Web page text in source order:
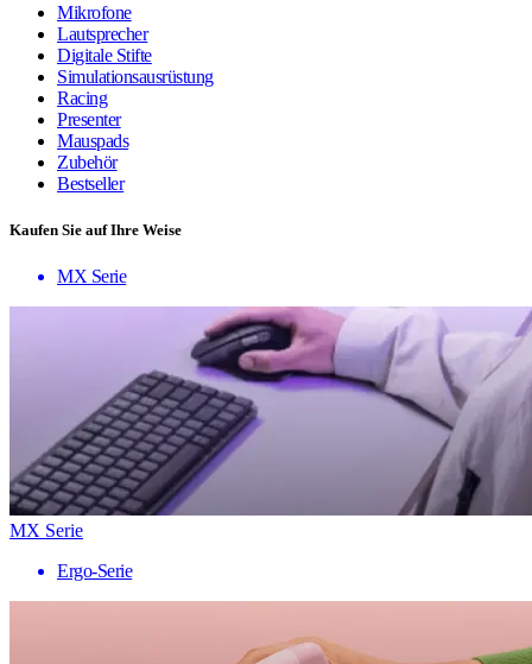
Mikrofone
Lautsprecher
Digitale Stifte
Simulationsausrüstung
Racing
Presenter
Mauspads
Zubehör
Bestseller
Kaufen Sie auf Ihre Weise
MX Serie
MX Serie
Ergo-Serie